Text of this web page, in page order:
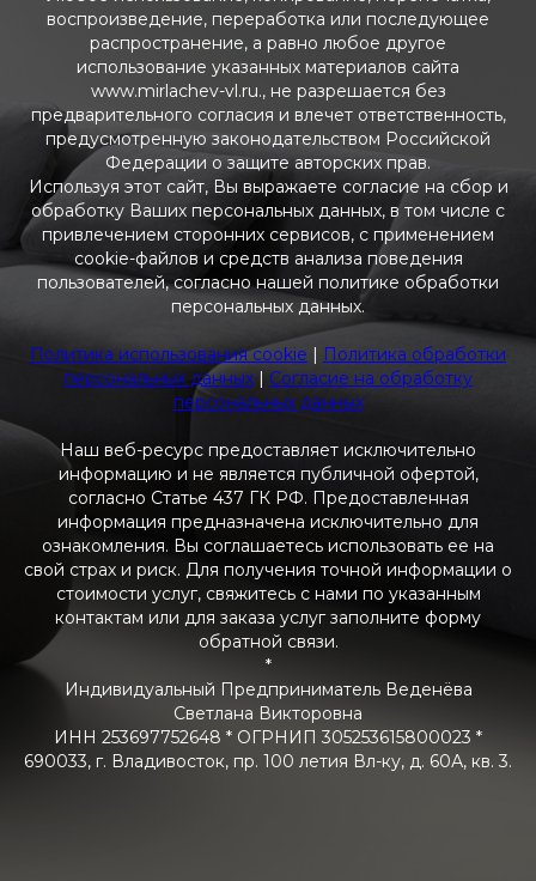
воспроизведение, переработка или последующее
распространение, а равно любое другое
использование указанных материалов сайта
www.mirlachev-vl.ru., не разрешается без
предварительного согласия и влечет ответственность,
предусмотренную законодательством Российской
Федерации о защите авторских прав.
Используя этот сайт, Вы выражаете согласие на сбор и
обработку Ваших персональных данных, в том числе с
привлечением сторонних сервисов, с применением
cookie-файлов и средств анализа поведения
пользователей, согласно нашей политике обработки
персональных данных.
Политика использования cookie | Политика обработки
персональных данных | Согласие на обработку
персональных данных
Наш веб-ресурс предоставляет исключительно
информацию и не является публичной офертой,
согласно Статье 437 ГК РФ. Предоставленная
информация предназначена исключительно для
ознакомления. Вы соглашаетесь использовать ее на
свой страх и риск. Для получения точной информации о
стоимости услуг, свяжитесь с нами по указанным
контактам или для заказа услуг заполните форму
обратной связи.
*
Индивидуальный Предприниматель Веденёва
Светлана Викторовна
ИНН 253697752648 * ОГРНИП 305253615800023 *
690033, г. Владивосток, пр. 100 летия Вл-ку, д. 60А, кв. 3.